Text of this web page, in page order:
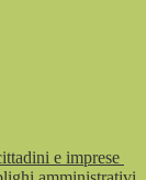
e imprese